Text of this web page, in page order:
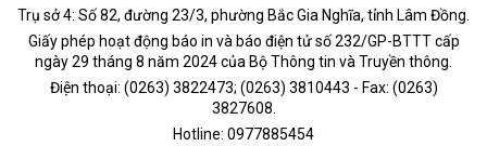
Trụ sở 4: Số 82, đường 23/3, phường Bắc Gia Nghĩa, tỉnh Lâm Đồng.
Giấy phép hoạt động báo in và báo điện tử số 232/GP-BTTT cấp
ngày 29 tháng 8 năm 2024 của Bộ Thông tin và Truyền thông.
Điện thoại: (0263) 3822473; (0263) 3810443 - Fax: (0263)
3827608.
Hotline: 0977885454